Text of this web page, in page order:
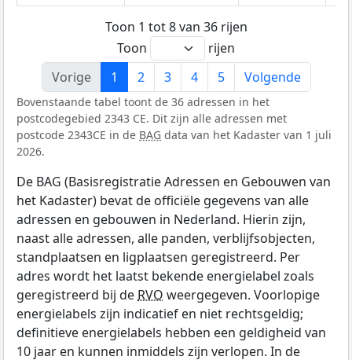
Toon 1 tot 8 van 36 rijen
Toon
rijen
Vorige
1 2 3 4 5 Volgende
Bovenstaande tabel toont de 36 adressen in het
postcodegebied 2343 CE. Dit zijn alle adressen met
postcode 2343CE in de BAG data van het Kadaster van 1 juli
2026.
De BAG (Basisregistratie Adressen en Gebouwen van
het Kadaster) bevat de officiële gegevens van alle
adressen en gebouwen in Nederland. Hierin zijn,
naast alle adressen, alle panden, verblijfsobjecten,
standplaatsen en ligplaatsen geregistreerd. Per
adres wordt het laatst bekende energielabel zoals
geregistreerd bij de RVO weergegeven. Voorlopige
energielabels zijn indicatief en niet rechtsgeldig;
definitieve energielabels hebben een geldigheid van
10 jaar en kunnen inmiddels zijn verlopen. In de